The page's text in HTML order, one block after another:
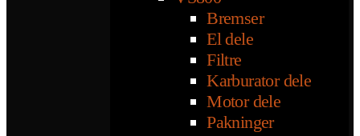
Bremser
El dele
Filtre
Karburator dele
Motor dele
Pakninger